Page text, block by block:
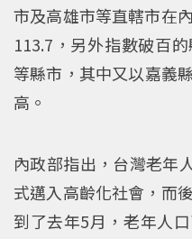
市及高雄市等直轄市在
113.7，另外指數破百
等縣市，其中又以嘉義
高。
內政部指出，台灣老年
式邁入高齡化社會，而
到了去年5月，老年人